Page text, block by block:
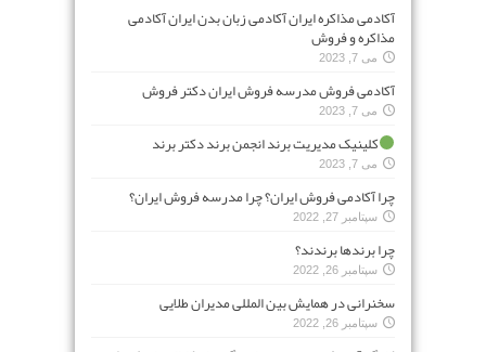
آکادمی مذاکره ایران آکادمی زبان بدن ایران آکادمی
مذاکره و فروش
می 7, 2023
آکادمی فروش مدرسه فروش ایران دکتر فروش
می 7, 2023
کلینیک مدیریت برند انجمن برند دکتر برند
می 7, 2023
چرا آکادمی فروش ایران؟ چرا مدرسه فروش ایران؟
سپتامبر 27, 2022
چرا برندها برندند؟
سپتامبر 26, 2022
سخنرانی در همایش بین المللی مدیران طلایی
سپتامبر 26, 2022